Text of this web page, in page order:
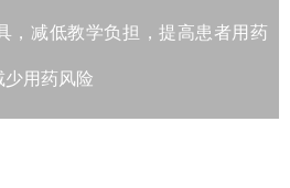
，减低教学负担，提高患者用药
用药风险